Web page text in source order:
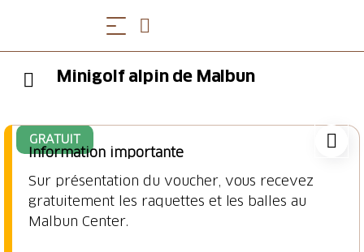
Minigolf alpin de Malbun
GRATUIT
Information importante
Sur présentation du voucher, vous recevez
gratuitement les raquettes et les balles au